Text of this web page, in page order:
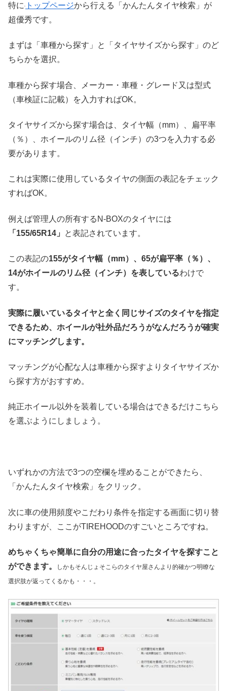
特に トップページから行える「かんたんタイヤ検索」が
超優秀です。
まずは「車種から探す」と「タイヤサイズから探す」のど
ちらかを選択。
車種から探す場合、メーカー・車種・グレード又は型式
（車検証に記載）を入力すればOK。
タイヤサイズから探す場合は、タイヤ幅（mm）、扁平率
（％）、ホイールのリム径（インチ）の3つを入力する必
要があります。
これは実際に使用しているタイヤの側面の表記をチェック
すればOK。
例えば管理人の所有するN-BOXのタイヤには
「155/65R14」
と表記されています。
この表記の155がタイヤ幅（mm）、65が扁平率（％）、
14がホイールのリム径（インチ）を表しているわけで
す。
実際に履いているタイヤと全く同じサイズのタイヤを指定
できるため、ホイールが社外品だろうがなんだろうが確実
にマッチングします。
マッチングが心配な人は車種から探すよりタイヤサイズか
ら探す方がおすすめ。
純正ホイール以外を装着している場合はできるだけこちら
を選ぶようにしましょう。
いずれかの方法で3つの空欄を埋めることができたら、
「かんたんタイヤ検索」をクリック。
次に車の使用頻度やこだわり条件を指定する画面に切り替
わりますが、ここがTIREHOODのすごいところですね。
めちゃくちゃ簡単に自分の用途に合ったタイヤを探すこと
ができます。
しかもそんじょそこらのタイヤ屋さんより的確かつ明瞭な
選択肢が返ってくるかも・・・。